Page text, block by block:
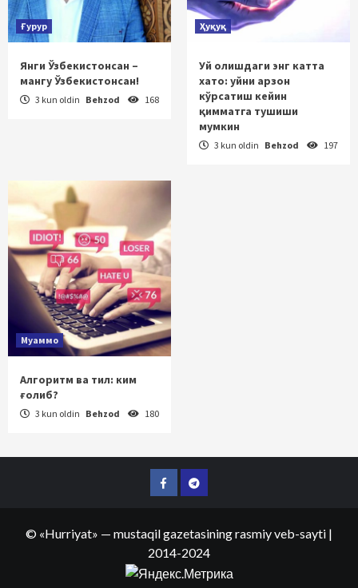
Ғурур
Янги Ўзбекистонсан –
мангу Ўзбекистонсан!
3 kun oldin Behzod 168
Ҳуқуқ
Уй олишдаги энг катта
хато: уйни арзон
кўрсатиш кейин
қимматга тушиши
мумкин
3 kun oldin Behzod 197
Муаммо
Алгоритм ва тил: ким
ғолиб?
3 kun oldin Behzod 180
FacebookTelegram
© «Hurriyat» — mustaqil gazetasining rasmiy veb-sayti |
2014-2024